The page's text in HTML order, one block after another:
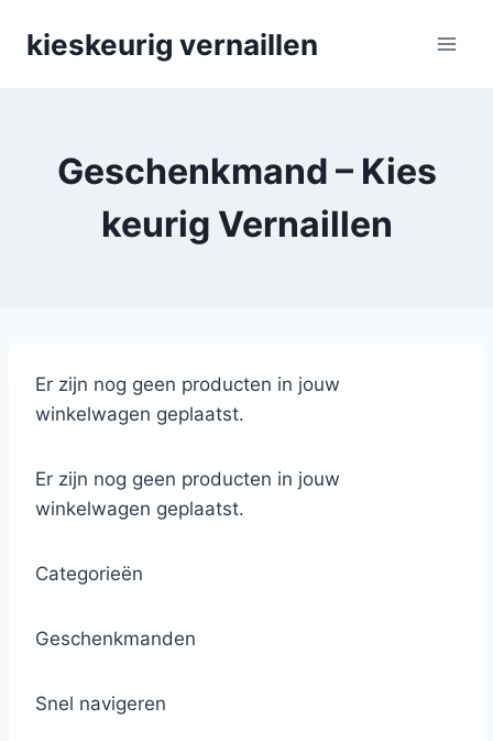
kieskeurig vernaillen
Geschenkmand – Kies
keurig Vernaillen
Er zijn nog geen producten in jouw
winkelwagen geplaatst.
Er zijn nog geen producten in jouw
winkelwagen geplaatst.
Categorieën
Geschenkmanden
Snel navigeren